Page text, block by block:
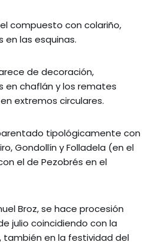
compuesto con colariño,
en las esquinas.
de decoración,
en chaflán y los remates
extremos circulares.
tipológicamente con
Gondollín y Folladela (en el
el de Pezobrés en el
Broz, se hace procesión
julio coincidiendo con la
también en la festividad del